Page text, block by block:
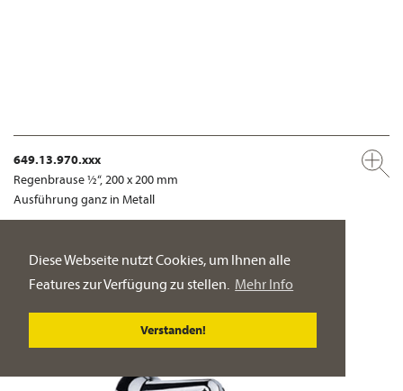
Diese Webseite nutzt Cookies, um Ihnen alle
Features zur Verfügung zu stellen. Mehr Info
Verstanden!
649.13.970.xxx
Regenbrause ½“, 200 x 200 mm
Ausführung ganz in Metall